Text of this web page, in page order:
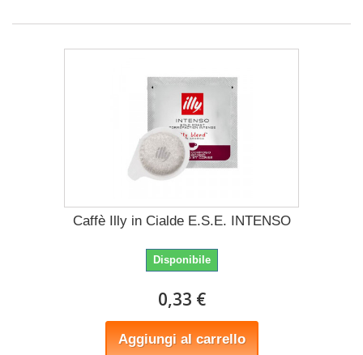
Caffè Illy in Cialde E.S.E. INTENSO
Disponibile
0,33 €
Aggiungi al carrello